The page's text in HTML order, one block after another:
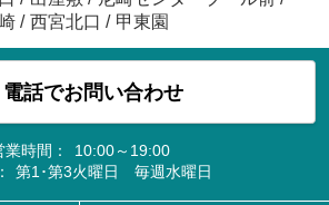
/ 西宮北口 / 甲東園
電話でお問い合わせ
業時間：
10:00～19:00
第1･第3火曜日 毎週水曜日